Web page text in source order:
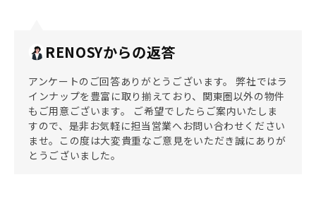
RENOSYからの返答
アンケートのご回答ありがとうございます。 弊社ではラ
インナップを豊富に取り揃えており、関東圏以外の物件
もご用意ございます。 ご希望でしたらご案内いたしま
すので、是非お気軽に担当営業へお問い合わせください
ませ。この度は大変貴重なご意見をいただき誠にありが
とうございました。